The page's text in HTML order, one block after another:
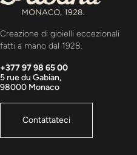
Creazione di gioielli eccezionali
fatti a mano dal 1928.
+377 97 98 65 00
5 rue du Gabian,
98000 Monaco
Contattateci